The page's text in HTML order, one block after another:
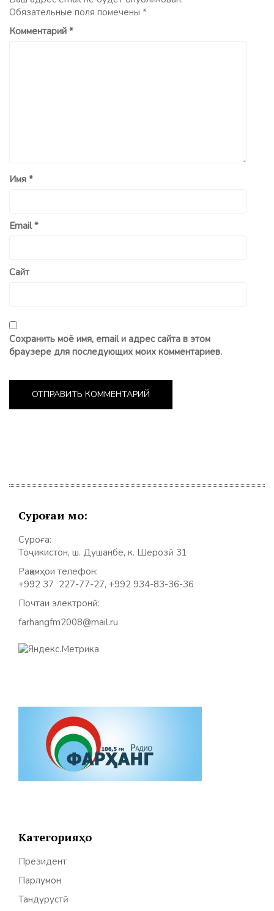
Обязательные поля помечены *
Комментарий *
Имя *
Email*
Сайт
Сохранить моё имя, email и адрес сайта в этом
браузере для последующих моих комментариев.
Суроғаи мо:
Суроға:
Тоҷикистон, ш. Душанбе, к. Шерозӣ 31
Рақамҳои телефон:
+992 37 227-77-27, +992 934-83-36-36
Почтаи электронӣ:
farhangfm2008@mail.ru
Категорияҳо
Президент
Парлумон
Тандурустӣ